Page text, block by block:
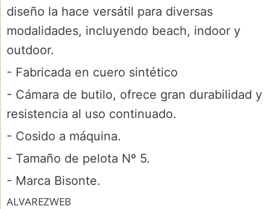
diseño la hace versátil para diversas
modalidades, incluyendo beach, indoor y
outdoor.
- Fabricada en cuero sintético
- Cámara de butilo, ofrece gran durabilidad y
resistencia al uso continuado.
- Cosido a máquina.
- Tamaño de pelota Nº 5.
- Marca Bisonte.
ALVAREZWEB